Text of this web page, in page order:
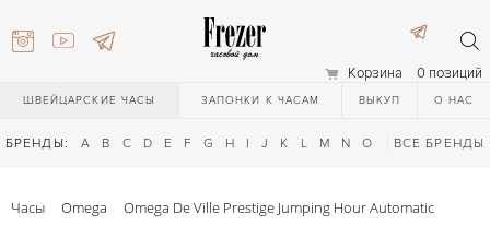
Корзина 0 позиций
ШВЕЙЦАРСКИЕ ЧАСЫ ЗАПОНКИ К ЧАСАМ ВЫКУП О НАС
БРЕНДЫ: A B C D E F G H I J K L M N O Q R S T
ВСЕ БРЕНДЫ
Часы Omega Omega De Ville Prestige Jumping Hour Automatic